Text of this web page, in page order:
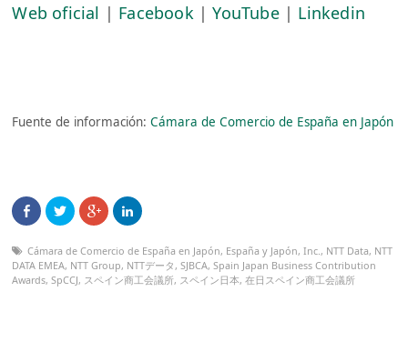
Web oficial | Facebook |YouTube| Linkedin
Fuente de información:Cámara de Comercio de España en Japón
Cámara de Comercio de España en Japón, España y Japón,Inc., NTT Data, NTT
DATA EMEA, NTT Group, NTTデータ,SJBCA,Spain Japan Business Contribution
Awards,SpCCJ, スペイン商工会議所, スペイン日本,在日スペイン商工会議所